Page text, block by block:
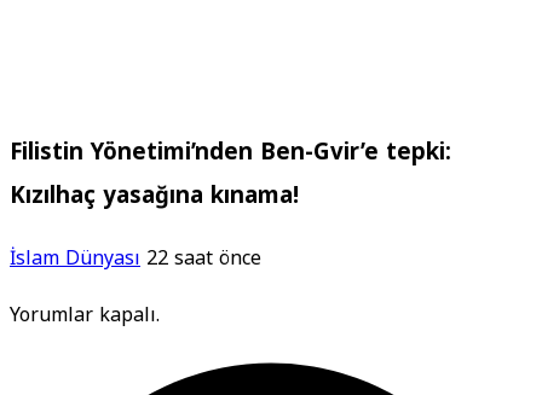
Filistin Yönetimi’nden Ben-Gvir’e tepki:
Kızılhaç yasağına kınama!
İslam Dünyası22 saat önce
Yorumlar kapalı.